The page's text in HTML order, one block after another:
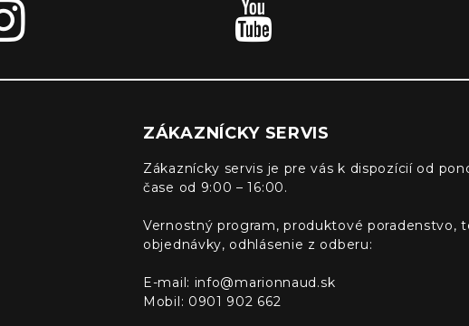
ZÁKAZNÍCKY SERVIS
Zákaznícky servis je pre vás k dispozícií od
čase od 9:00 – 16:00.
Vernostný program, produktové poradenstvo,
objednávky, odhlásenie z odberu:
E-mail: info@marionnaud.sk
Mobil: 0901 902 662